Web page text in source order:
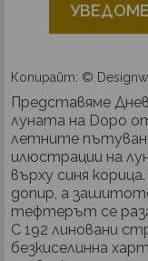
Копирайт: ©
Представяме
луната на Dopo
летните
илюстрации на
върху синя
допир, а
тефтерът се
С 192 линовани
безкиселинна